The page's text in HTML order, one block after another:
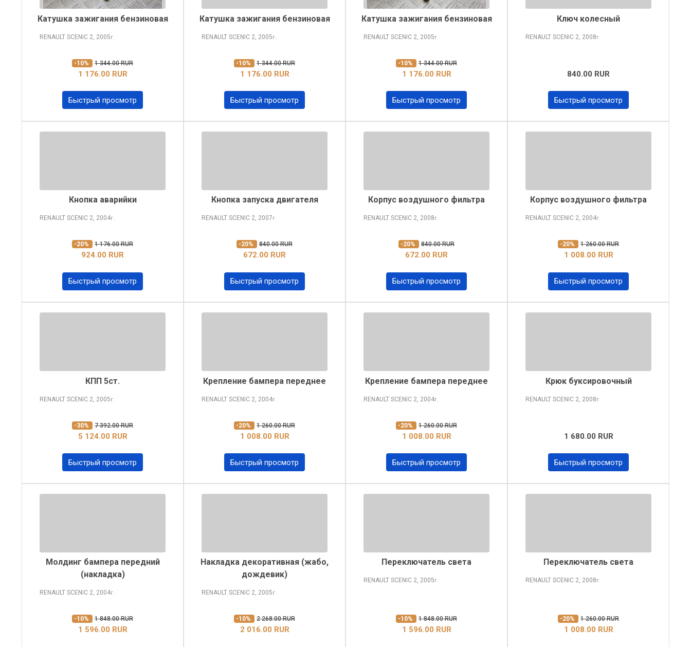
Катушка зажигания бензиновая
RENAULT SCENIC 2, 2005г.
-10% 1 344.00 RUR
1 176.00 RUR
Быстрый просмотр
Катушка зажигания бензиновая
RENAULT SCENIC 2, 2005г.
-10% 1 344.00 RUR
1 176.00 RUR
Быстрый просмотр
Катушка зажигания бензиновая
RENAULT SCENIC 2, 2005г.
-10% 1 344.00 RUR
1 176.00 RUR
Быстрый просмотр
Ключ колесный
RENAULT SCENIC 2, 2008г.
840.00 RUR
Быстрый просмотр
Кнопка аварийки
RENAULT SCENIC 2, 2004г.
-20% 1 176.00 RUR
924.00 RUR
Быстрый просмотр
Кнопка запуска двигателя
RENAULT SCENIC 2, 2007г.
-20% 840.00 RUR
672.00 RUR
Быстрый просмотр
Корпус воздушного фильтра
RENAULT SCENIC 2, 2008г.
-20% 840.00 RUR
672.00 RUR
Быстрый просмотр
Корпус воздушного фильтра
RENAULT SCENIC 2, 2004г.
-20% 1 260.00 RUR
1 008.00 RUR
Быстрый просмотр
КПП 5ст.
RENAULT SCENIC 2, 2005г.
-30% 7 392.00 RUR
5 124.00 RUR
Быстрый просмотр
Крепление бампера переднее
RENAULT SCENIC 2, 2004г.
-20% 1 260.00 RUR
1 008.00 RUR
Быстрый просмотр
Крепление бампера переднее
RENAULT SCENIC 2, 2004г.
-20% 1 260.00 RUR
1 008.00 RUR
Быстрый просмотр
Крюк буксировочный
RENAULT SCENIC 2, 2008г.
1 680.00 RUR
Быстрый просмотр
Молдинг бампера передний
(накладка)
RENAULT SCENIC 2, 2004г.
-10% 1 848.00 RUR
1 596.00 RUR
Накладка декоративная (жабо,
дождевик)
RENAULT SCENIC 2, 2005г.
-10% 2 268.00 RUR
2 016.00 RUR
Переключатель света
RENAULT SCENIC 2, 2005г.
-10% 1 848.00 RUR
1 596.00 RUR
Переключатель света
RENAULT SCENIC 2, 2008г.
-20% 1 260.00 RUR
1 008.00 RUR